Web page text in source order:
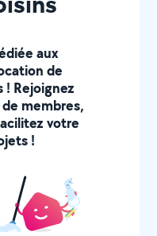
aux
de
! Rejoignez
membres,
votre
!